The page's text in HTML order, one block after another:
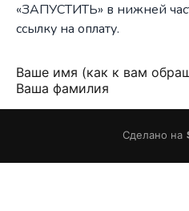
«ЗАПУСТИТЬ» в нижней
ссылку на оплату.
Ваше имя (как к вам
Ваша фамилия
Сделано на